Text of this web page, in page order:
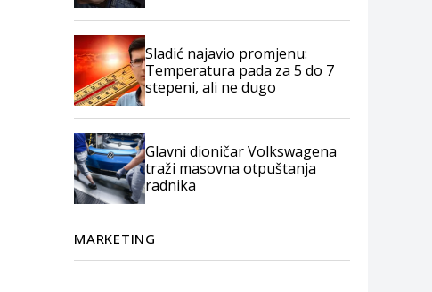
Sladić najavio promjenu:
Temperatura pada za 5 do 7
stepeni, ali ne dugo
Glavni dioničar Volkswagena
traži masovna otpuštanja
radnika
MARKETING